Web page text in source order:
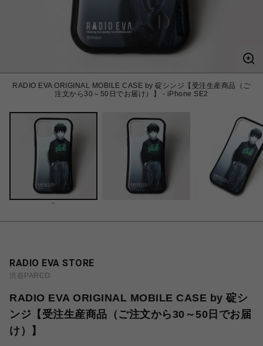
RADIO EVA ORIGINAL MOBILE CASE by 碇シンジ【受注生産商品（ご
注文から30～50日でお届け）】 - iPhone SE2
-
RADIO EVA STORE
渋谷PARCO
RADIO EVA ORIGINAL MOBILE CASE by 碇シ
ンジ【受注生産商品（ご注文から30～50日でお届
け）】